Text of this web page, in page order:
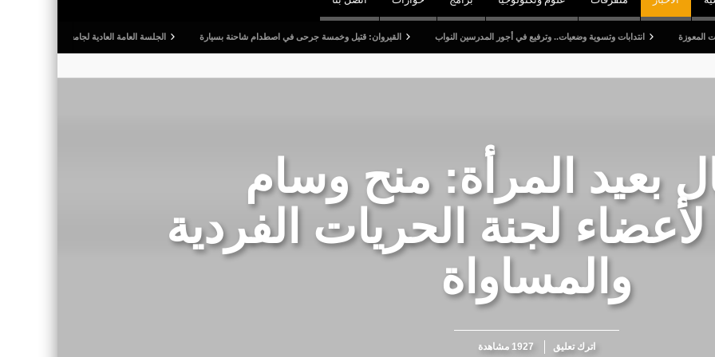
انتدابات وتسوية وضعيات.. وترفيع في أجور المدرسين النواب القيروان: قتيل وخمسة جرحى في اصطدام شاحنة بسيارة الجلسة العامة العادية لجامعة كرة القدم: المصادقة على
بعيد المرأة: منح وسام
لجنة الحريات الفردية
والمساواة
اترك تعليق 1927 مشاهدة